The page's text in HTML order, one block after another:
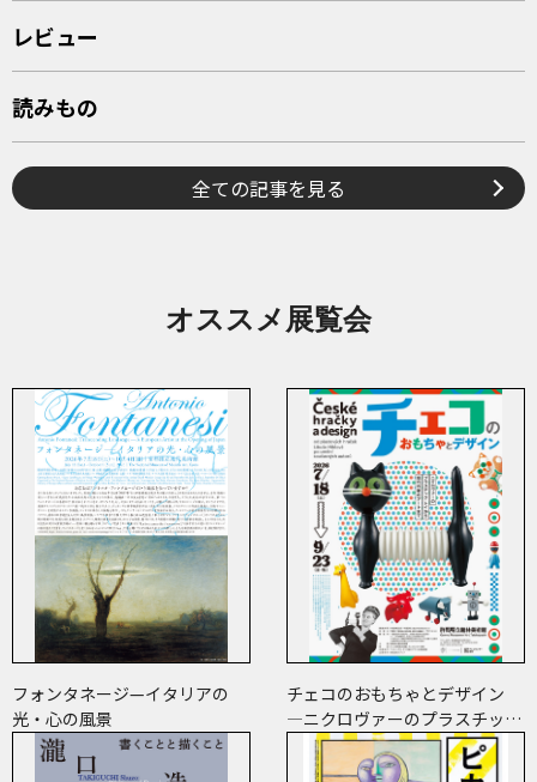
レビュー
読みもの
全ての記事を見る
オススメ展覧会
フォンタネージ—イタリアの
光・心の風景
チェコのおもちゃとデザイン
―ニクロヴァーのプラスチッ
ク・トイから現代作家のアート
まで―